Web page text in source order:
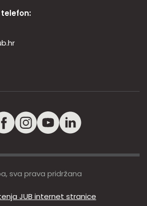
sva prava pridržana
JUB internet stranice